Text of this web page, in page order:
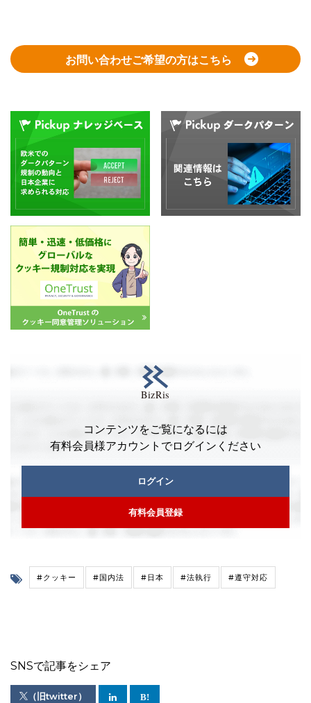
お問い合わせご希望の方はこちら
コンテンツをご覧になるには
有料会員様アカウントでログインください
ログイン
有料会員登録
#クッキー #国内法 #日本 #法執行 #遵守対応
SNSで記事をシェア
（旧twitter）